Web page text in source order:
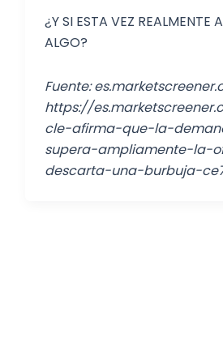
¿Y SI ESTA VEZ REALMENTE
ALGO?
Fuente:
https://
cle-afirma-que-la-
supera-ampliamente-la-
descarta-una-burbuja-